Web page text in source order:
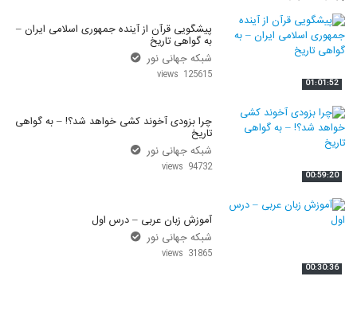
01:01:52
پیشگویی قرآن از آینده جمهوری اسلامی ایران –
به گواهی تاریخ
شبکه جهانی نور
125615 views
00:59:20
چرا بزودی آخوند کشی خواهد شد؟! – به گواهی
تاریخ
شبکه جهانی نور
94732 views
00:30:36
آموزش زبان عربی – درس اول
شبکه جهانی نور
31865 views